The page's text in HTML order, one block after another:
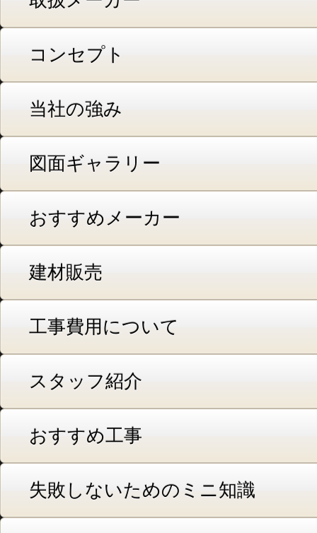
コンセプト
当社の強み
図面ギャラリー
おすすめメーカー
建材販売
工事費用について
スタッフ紹介
おすすめ工事
失敗しないためのミニ知識